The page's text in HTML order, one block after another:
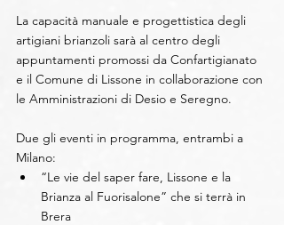
La capacità manuale e progettistica degli
artigiani brianzoli sarà al centro degli
appuntamenti promossi da Confartigianato
e il Comune di Lissone in collaborazione con
le Amministrazioni di Desio e Seregno.
Due gli eventi in programma, entrambi a
Milano:
“Le vie del saper fare, Lissone e la
Brianza al Fuorisalone” che si terrà in
Brera